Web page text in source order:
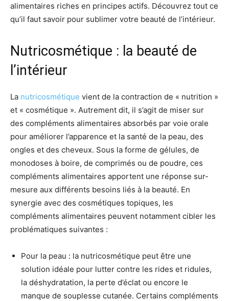
alimentaires riches en principes actifs. Découvrez tout ce
qu’il faut savoir pour sublimer votre beauté de l’intérieur.
Nutricosmétique : la beauté de
l’intérieur
La nutricosmétique vient de la contraction de « nutrition »
et « cosmétique ». Autrement dit, il s’agit de miser sur
des compléments alimentaires absorbés par voie orale
pour améliorer l’apparence et la santé de la peau, des
ongles et des cheveux. Sous la forme de gélules, de
monodoses à boire, de comprimés ou de poudre, ces
compléments alimentaires apportent une réponse sur-
mesure aux différents besoins liés à la beauté. En
synergie avec des cosmétiques topiques, les
compléments alimentaires peuvent notamment cibler les
problématiques suivantes :
Pour la peau : la nutricosmétique peut être une
solution idéale pour lutter contre les rides et ridules,
la déshydratation, la perte d’éclat ou encore le
manque de souplesse cutanée. Certains compléments